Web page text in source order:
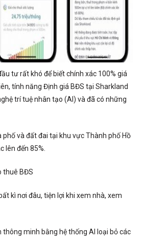
tư rất khó để biết chính xác 100% giá
tính năng Định giá BĐS tại Sharkland
trí tuệ nhân tạo (AI) và đã có những
và đất đai tại khu vực Thành phố Hồ
lên đến 85%.
BĐS
kì nơi đâu, tiện lợi khi xem nhà, xem
minh bằng hệ thống AI loại bỏ các